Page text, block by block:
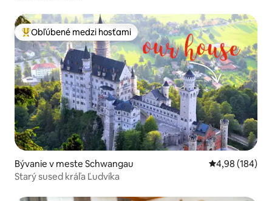
Najobľúbenejšie medzi hosťami
Obľúbené medzi hosťami
Bývanie v meste Schwangau Priemerné
4,98 (184)
Starý sused kráľa Ľudvíka